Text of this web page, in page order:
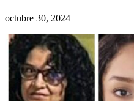
octubre 30, 2024